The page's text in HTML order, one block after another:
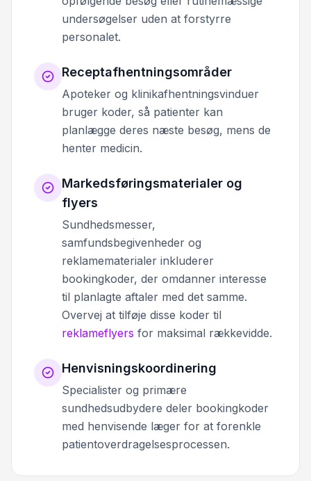
undersøgelser uden at forstyrre
personalet.
Receptafhentningsområder
Apoteker og klinikafhentningsvinduer
bruger koder, så patienter kan
planlægge deres næste besøg, mens de
henter medicin.
Markedsføringsmaterialer og
flyers
Sundhedsmesser,
samfundsbegivenheder og
reklamematerialer inkluderer
bookingkoder, der omdanner interesse
til planlagte aftaler med det samme.
Overvej at tilføje disse koder til
reklameflyers for maksimal rækkevidde.
Henvisningskoordinering
Specialister og primære
sundhedsudbydere deler bookingkoder
med henvisende læger for at forenkle
patientoverdragelsesprocessen.